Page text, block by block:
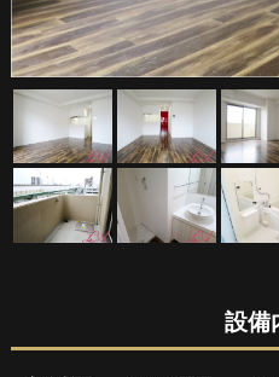
設備